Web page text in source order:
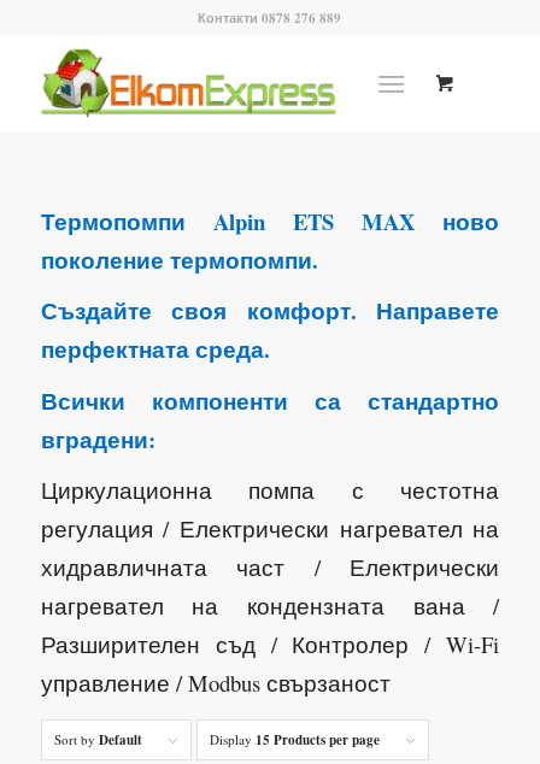
Контакти 0878 276 889
Термопомпи Alpin ETS MAX ново
поколение термопомпи.
Създайте своя комфорт. Направете
перфектната среда.
Всички компоненти са стандартно
вградени:
Циркулационна помпа с честотна
регулация / Електрически нагревател на
хидравличната част / Електрически
нагревател на кондензната вана /
Разширителен съд / Контролер /Wi-Fi
управление /Modbus свързаност
Sort by Default Display 15 Products per page